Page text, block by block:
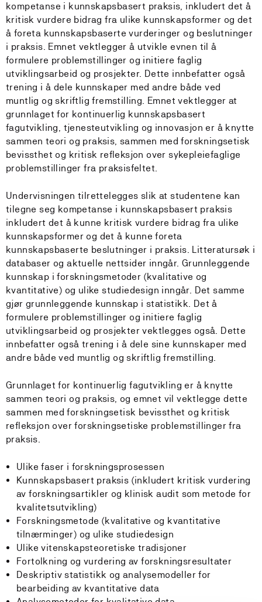
kompetanse i kunnskapsbasert praksis, inkludert det å
kritisk vurdere bidrag fra ulike kunnskapsformer og det
å foreta kunnskapsbaserte vurderinger og beslutninger
i praksis. Emnet vektlegger å utvikle evnen til å
formulere problemstillinger og initiere faglig
utviklingsarbeid og prosjekter. Dette innbefatter også
trening i å dele kunnskaper med andre både ved
muntlig og skriftlig fremstilling. Emnet vektlegger at
grunnlaget for kontinuerlig kunnskapsbasert
fagutvikling, tjenesteutvikling og innovasjon er å knytte
sammen teori og praksis, sammen med forskningsetisk
bevissthet og kritisk refleksjon over sykepleiefaglige
problemstillinger fra praksisfeltet.
Undervisningen tilrettelegges slik at studentene kan
tilegne seg kompetanse i kunnskapsbasert praksis
inkludert det å kunne kritisk vurdere bidrag fra ulike
kunnskapsformer og det å kunne foreta
kunnskapsbaserte beslutninger i praksis. Litteratursøk i
databaser og aktuelle nettsider inngår. Grunnleggende
kunnskap i forskningsmetoder (kvalitative og
kvantitative) og ulike studiedesign inngår. Det samme
gjør grunnleggende kunnskap i statistikk. Det å
formulere problemstillinger og initiere faglig
utviklingsarbeid og prosjekter vektlegges også. Dette
innbefatter også trening i å dele sine kunnskaper med
andre både ved muntlig og skriftlig fremstilling.
Grunnlaget for kontinuerlig fagutvikling er å knytte
sammen teori og praksis, og emnet vil vektlegge dette
sammen med forskningsetisk bevissthet og kritisk
refleksjon over forskningsetiske problemstillinger fra
praksis.
Ulike faser i forskningsprosessen
Kunnskapsbasert praksis (inkludert kritisk vurdering
av forskningsartikler og klinisk audit som metode for
kvalitetsutvikling)
Forskningsmetode (kvalitative og kvantitative
tilnærminger) og ulike studiedesign
Ulike vitenskapsteoretiske tradisjoner
Fortolkning og vurdering av forskningsresultater
Deskriptiv statistikk og analysemodeller for
bearbeiding av kvantitative data